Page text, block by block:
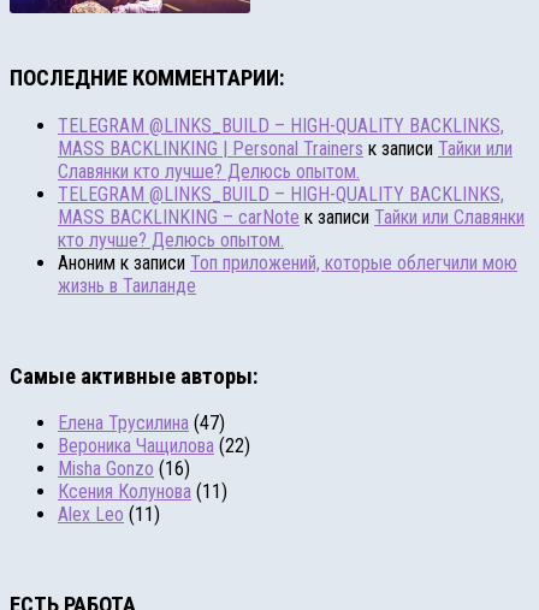
ПОСЛЕДНИЕ КОММЕНТАРИИ:
TELEGRAM @LINKS_BUILD – HIGH-QUALITY BACKLINKS,
MASS BACKLINKING | Personal Trainers к записи Тайки или
Славянки кто лучше? Делюсь опытом.
TELEGRAM @LINKS_BUILD – HIGH-QUALITY BACKLINKS,
MASS BACKLINKING – carNote к записи Тайки или Славянки
кто лучше? Делюсь опытом.
Аноним к записи Топ приложений, которые облегчили мою
жизнь в Таиланде
Самые активные авторы:
Eлена Трусилина (47)
Вероника Чащилова (22)
Misha Gonzo (16)
Ксения Колунова (11)
Alex Leo (11)